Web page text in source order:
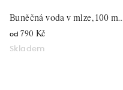
od 790 Kč
Skladem
Buněčná voda v mlze, 100 ml
/ 200 ml